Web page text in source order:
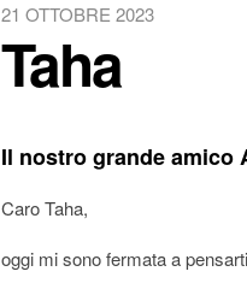
21 OTTOBRE 2023
Taha
Il nostro grande amico
Caro Taha,
oggi mi sono fermata a